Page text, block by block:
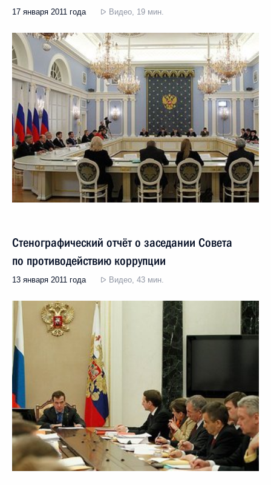
17 января 2011 года Видео, 19 мин.
Стенографический отчёт о заседании Совета
по противодействию коррупции
13 января 2011 года Видео, 43 мин.